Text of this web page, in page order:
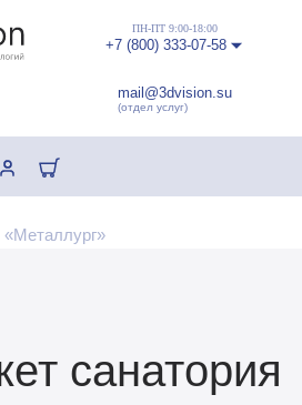
mail@3dvision.su
(отдел услуг)
ПН-ПТ 9:00-18:00
+7 (800) 333-07-58
«Металлург»
санатория